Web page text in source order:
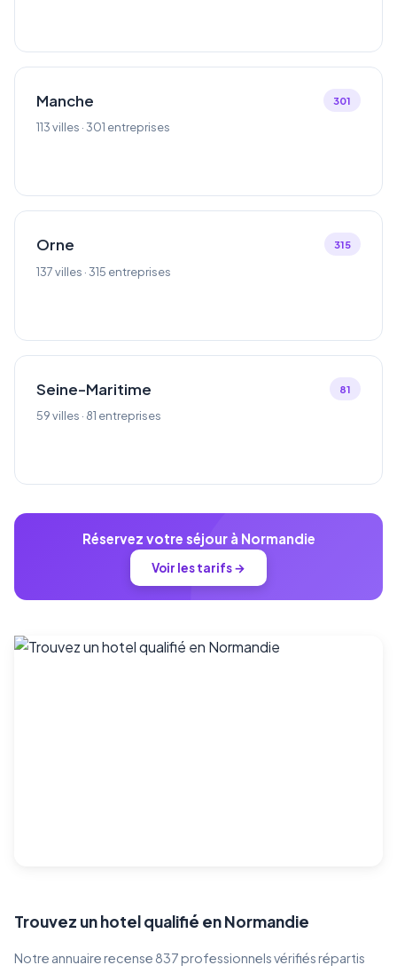
Manche
113 villes · 301 entreprises
301
Orne
137 villes · 315 entreprises
315
Seine-Maritime
59 villes · 81 entreprises
81
Réservez votre séjour à Normandie
Voir les tarifs →
Trouvez un hotel qualifié en Normandie
Notre annuaire recense 837 professionnels vérifiés répartis